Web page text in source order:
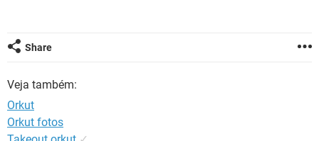
GUIA DE COMPRAS
Share
Veja também:
Orkut
Orkut fotos